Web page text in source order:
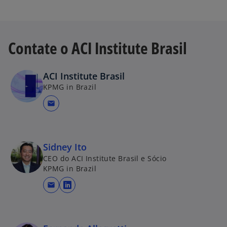
Contate o ACI Institute Brasil
ACI Institute Brasil
KPMG in Brazil
mail
Sidney Ito
CEO do ACI Institute Brasil e Sócio
KPMG in Brazil
mail
a